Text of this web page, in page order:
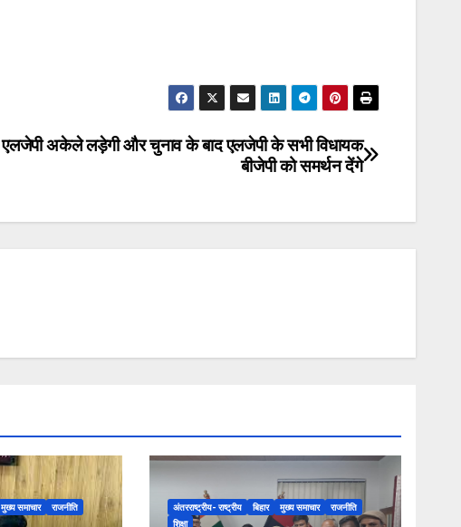
एलजेपी अकेले लड़ेगी और चुनाव के बाद एलजेपी के सभी विधायक
बीजेपी को समर्थन देंगे
मुख्य समाचार
राजनीति
अंतरराष्ट्रीय- राष्ट्रीय बिहार मुख्य समाचार
राजनीति
शिक्षा